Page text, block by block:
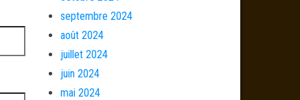
septembre 2024
août 2024
juillet 2024
juin 2024
mai 2024